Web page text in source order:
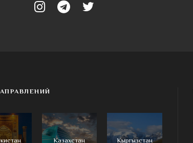
Казахстан Кыргызстан